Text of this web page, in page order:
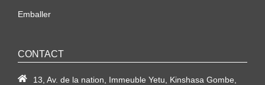
Emballer
CONTACT
13, Av. de la nation, Immeuble Yetu, Kinshasa Gombe,